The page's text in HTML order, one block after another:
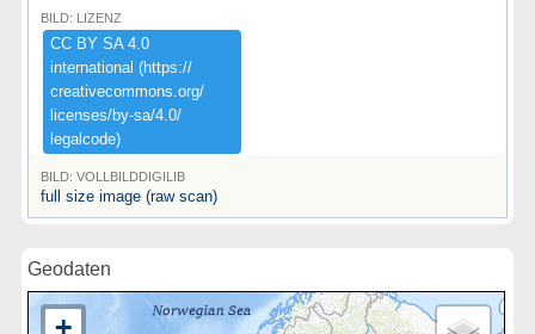
BILD: LIZENZ
CC ​BY ​SA ​4.​0 ​
international ​(​https:​/​/​
creativecommons.​org/​
licenses/​by-​sa/​4.​0/​
legalcode)​
BILD: VOLLBILDDIGILIB
full size image (raw scan)
Geodaten